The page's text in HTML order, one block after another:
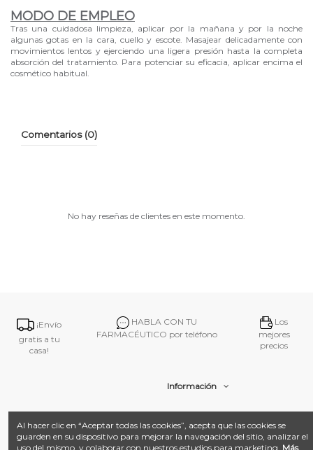
MODO DE EMPLEO
Tras una cuidadosa limpieza, aplicar por la mañana y por la noche
algunas gotas en la cara, cuello y escote. Masajear delicadamente con
movimientos lentos y ejerciendo una ligera presión hasta la completa
absorción del tratamiento. Para potenciar su eficacia, aplicar encima el
cosmético habitual.
Comentarios (0)
No hay reseñas de clientes en este momento.
¡Envío
gratis a tu
casa!
HABLA CON TU
FARMACÉUTICO por teléfono
Los
mejores
precios
Información
Al hacer clic en “Aceptar todas las cookies”, acepta que las cookies se
guarden en su dispositivo para mejorar la navegación del sitio, analizar el
uso del mismo, y colaborar con nuestros estudios para marketing. Más